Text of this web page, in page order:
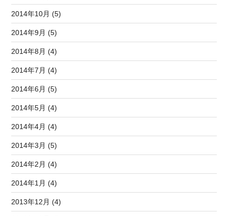
2014年10月 (5)
2014年9月 (5)
2014年8月 (4)
2014年7月 (4)
2014年6月 (5)
2014年5月 (4)
2014年4月 (4)
2014年3月 (5)
2014年2月 (4)
2014年1月 (4)
2013年12月 (4)